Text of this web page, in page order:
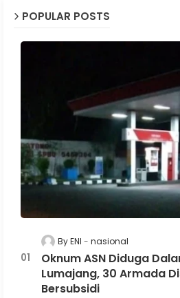
POPULAR POSTS
By ENI nasional
Oknum ASN Diduga
Lumajang, 30 Armada
Bersubsidi